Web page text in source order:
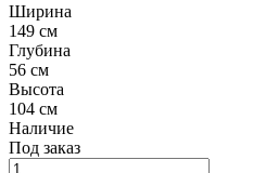
Ширина
149 см
Глубина
56 см
Высота
104 см
Наличие
Под заказ